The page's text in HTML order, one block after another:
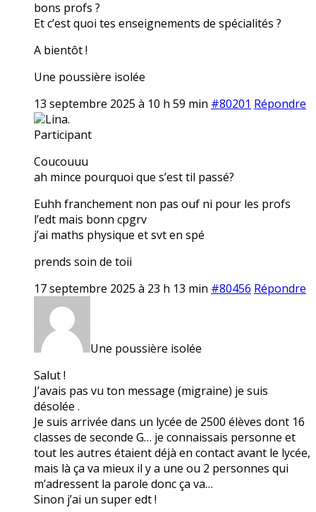
bons profs ?
Et c’est quoi tes enseignements de spécialités ?
A bientôt !
Une poussière isolée
13 septembre 2025 à 10 h 59 min #80201 Répondre
Lina.
Participant
Coucouuu
ah mince pourquoi que s’est til passé?
Euhh franchement non pas ouf ni pour les profs
l’edt mais bonn cpgrv
j’ai maths physique et svt en spé
prends soin de toii
17 septembre 2025 à 23 h 13 min #80456 Répondre
Une poussière isolée
Salut !
J’avais pas vu ton message (migraine) je suis
désolée .
Je suis arrivée dans un lycée de 2500 élèves dont 16
classes de seconde G… je connaissais personne et
tout les autres étaient déjà en contact avant le lycée,
mais là ça va mieux il y a une ou 2 personnes qui
m’adressent la parole donc ça va…
Sinon j’ai un super edt !